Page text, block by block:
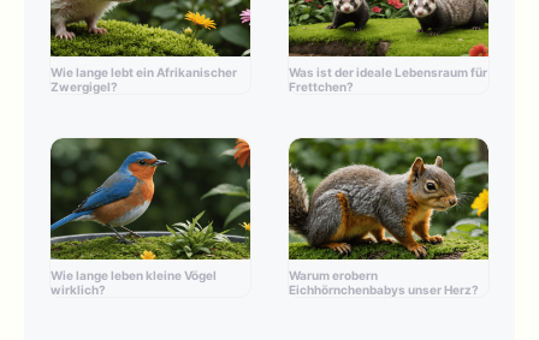
Wie lange lebt ein Afrikanischer
Zwergigel?
Was ist der ideale Lebensraum für
Frettchen?
Wie lange leben kleine Vögel
wirklich?
Warum erobern
Eichhörnchenbabys unser Herz?